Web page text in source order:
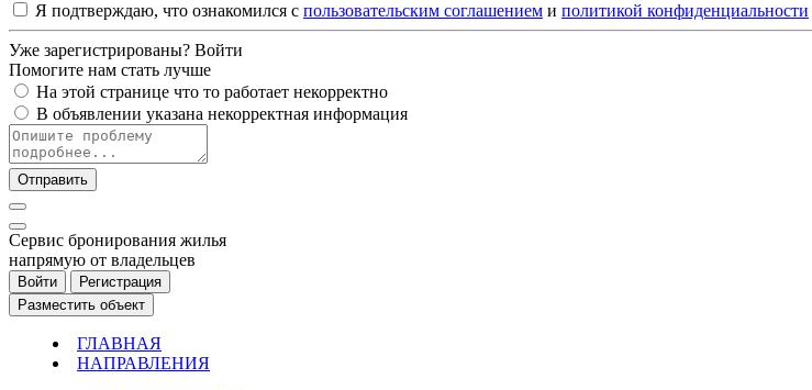
Я подтверждаю, что ознакомился с пользовательским соглашением и политикой конфиденциальности
Уже зарегистрированы? Войти
Помогите нам стать лучше
На этой странице что то работает некорректно
В объявлении указана некорректная информация
Отправить
Cервис бронирования жилья
напрямую от владельцев
Войти
Регистрация
Разместить объект
ГЛАВНАЯ
НАПРАВЛЕНИЯ